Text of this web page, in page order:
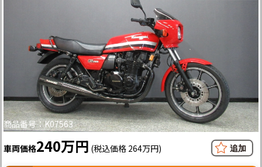
商品番号：K07563
車両価格240万円 (税込価格 264万円)